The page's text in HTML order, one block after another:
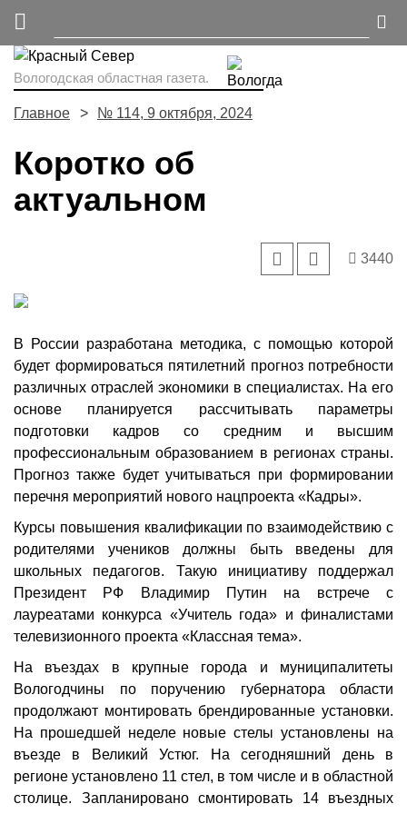
Вологодская областная газета.
Главное № 114, 9 октября, 2024
Коротко об
актуальном
3440
В России разработана методика, с помощью которой
будет формироваться пятилетний прогноз потребности
различных отраслей экономики в специалистах. На его
основе планируется рассчитывать параметры
подготовки кадров со средним и высшим
профессиональным образованием в регионах страны.
Прогноз также будет учитываться при формировании
перечня мероприятий нового нацпроекта «Кадры».
Курсы повышения квалификации по взаимодействию с
родителями учеников должны быть введены для
школьных педагогов. Такую инициативу поддержал
Президент РФ Владимир Путин на встрече с
лауреатами конкурса «Учитель года» и финалистами
телевизионного проекта «Классная тема».
На въездах в крупные города и муниципалитеты
Вологодчины по поручению губернатора области
продолжают монтировать брендированные установки.
На прошедшей неделе новые стелы установлены на
въезде в Великий Устюг. На сегодняшний день в
регионе установлено 11 стел, в том числе и в областной
столице. Запланировано смонтировать 14 въездных